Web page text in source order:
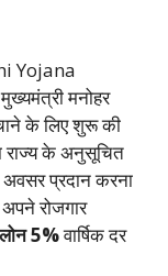
मनोहर
के लिए शुरू की
राज्य के अनुसूचित
प्रदान करना
रोजगार
5%वार्षिक दर